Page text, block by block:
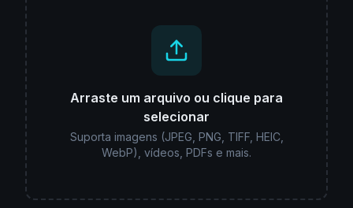
Arraste um arquivo ou clique para
selecionar
Suporta imagens (JPEG, PNG, TIFF, HEIC,
WebP), vídeos, PDFs e mais.